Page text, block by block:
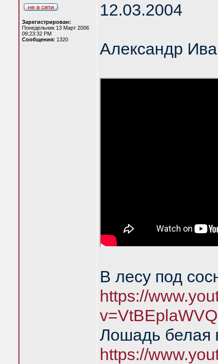
Зарегистрирован:
Понедельник 13 Март 2006
09:23:32 PM
Сообщения: 1320
12.03.2004
Александр
В лесу под
https://
Лошадь белая
https://